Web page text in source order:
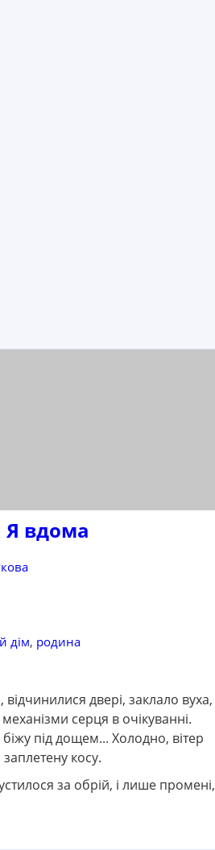
Я вдома
дім, родина
двері, заклало вуха,
серця в очікуванні.
під дощем... Холодно, вітер
косу.
за обрій, і лише промені,